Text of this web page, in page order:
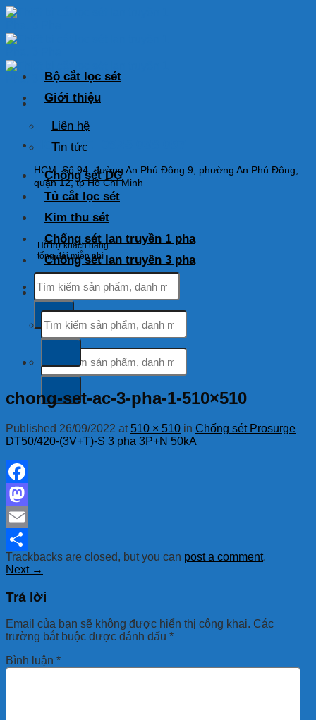
Skip
content
HOTLINE: 0925 038 097
HCM: Số 94, đường An Phú Đông 9, phường An Phú Đông,
quận 12, tp Hồ Chí Minh
Hỗ trợ khách hàng
tổng đài miễn phí
Tìm
kiếm:
kiếm:
Bộ cắt lọc sét
Giới thiệu
Liên hệ
Tin tức
Chống sét DC
Tủ cắt lọc sét
Kim thu sét
Chống sét lan truyền 1 pha
Chống sét lan truyền 3 pha
Tìm
kiếm:
chong-set-ac-3-pha-1-510×510
Published 26/09/2022 at510 × 510 in Chống sét Prosurge
DT50/420-(3V+T)-S 3 pha 3P+N 50kA
Facebook
Mastodon
Email
Share
Trackbacks are closed, but you can post a comment.
Next →
Trả lời
Email của bạn sẽ không được hiển thị công khai. Các
trường bắt buộc được đánh dấu *
Bình luận *